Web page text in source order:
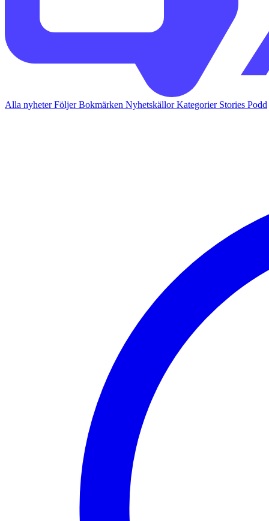
Alla nyheterFöljerBokmärken NyhetskällorKategorier Stories Podd